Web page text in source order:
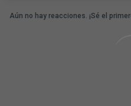
Aún no hay reacciones. ¡Sé el